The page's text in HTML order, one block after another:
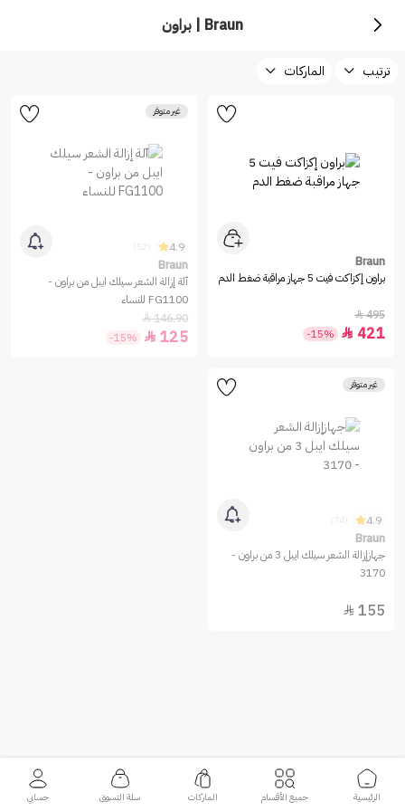
Braun | براون
ترتيب الماركات
Braun
براون إكزاكت فيت 5 جهاز مراقبة ضغط الدم
495

421

-15%
غير متوفر
4.9
Braun
آلة إزالة الشعر سيلك ايبل من براون -
FG1100 للنساء
146.90

125

-15%
غير متوفر
4.9
Braun
جهازإزالة الشعر سيلك ايبل 3 من براون -
3170
155

الرئيسية جميع الأقسام الماركات سلة التسوق حسابي